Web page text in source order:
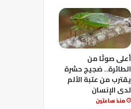
أعلى صوتًا من
الطائرة.. ضجيج حشرة
يقترب من عتبة الألم
لدى الإنسان
منذ ساعتين